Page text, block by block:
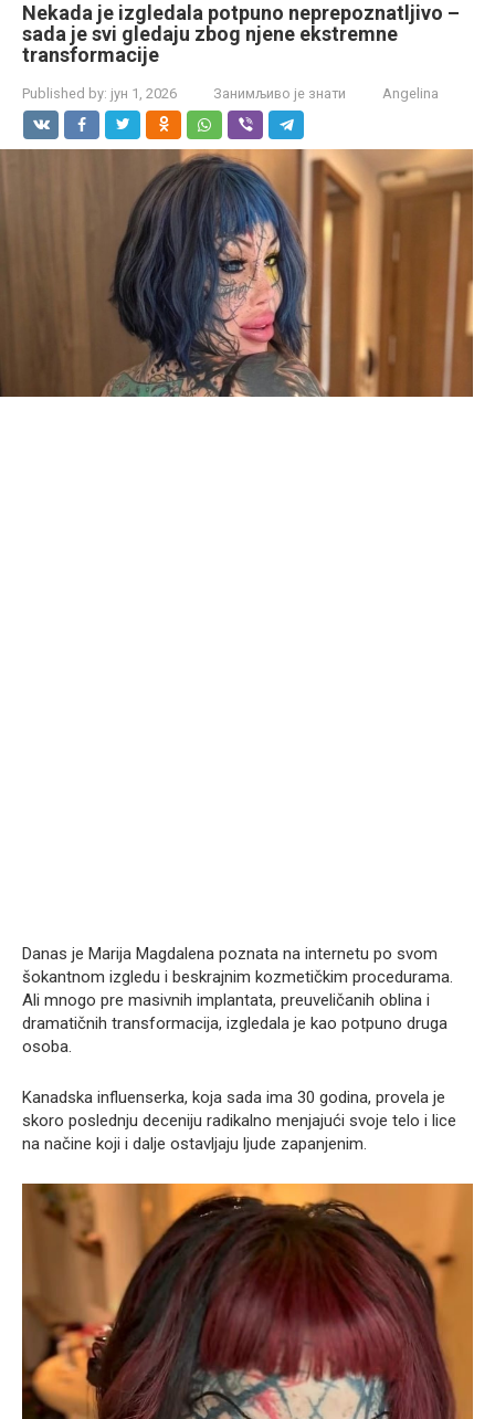
Nekada je izgledala potpuno neprepoznatljivo –
sada je svi gledaju zbog njene ekstremne
transformacije
Published by: јун 1, 2026 Занимљиво је знати Angelina
Danas je Marija Magdalena poznata na internetu po svom
šokantnom izgledu i beskrajnim kozmetičkim procedurama.
Ali mnogo pre masivnih implantata, preuveličanih oblina i
dramatičnih transformacija, izgledala je kao potpuno druga
osoba.
Kanadska influenserka, koja sada ima 30 godina, provela je
skoro poslednju deceniju radikalno menjajući svoje telo i lice
na načine koji i dalje ostavljaju ljude zapanjenim.